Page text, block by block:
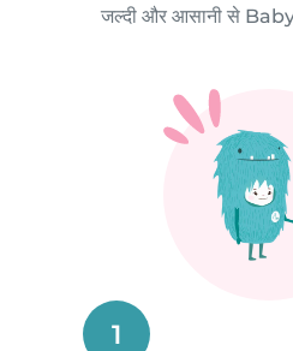
जल्दी और आसानी से
1